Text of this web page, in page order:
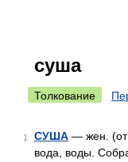
суша
Толкование
1 СУША — жен. (от
вода, воды.